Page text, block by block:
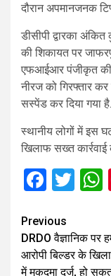
दौरान अपमानजनक
डीसीपी द्वारका
की शिकायत पर
एफआईआर पंजीकृत की
नीरज को गिरफ्तार
सस्पेंड कर दिया गया
स्थानीय लोगों में इस
खिलाफ सख्त कार्रवाई
Continue
Reading
Previous
DRDO वैज्ञानिक पर
आरोपी बिल्डर के
में मुकदमा दर्ज, हो